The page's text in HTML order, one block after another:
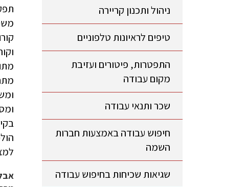
ניהול ותכנון קריירה
טיפים לראיונות טלפוניים
התפטרות, פיטורים ועזיבת
מקום עבודה
שכר ותנאי עבודה
חיפוש עבודה באמצעות חברות
השמה
שגיאות שכיחות בחיפוש עבודה